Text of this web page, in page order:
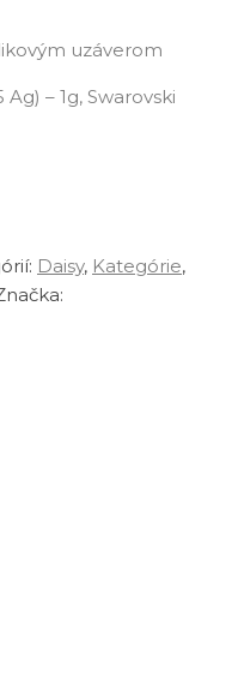
uzáverom
– 1g, Swarovski
Daisy, Kategórie,